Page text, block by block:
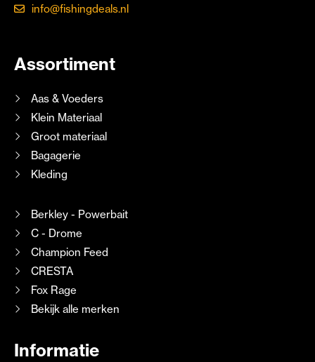
info@fishingdeals.nl
Assortiment
Aas & Voeders
Klein Materiaal
Groot materiaal
Bagagerie
Kleding
Berkley - Powerbait
C - Drome
Champion Feed
CRESTA
Fox Rage
Bekijk alle merken
Informatie